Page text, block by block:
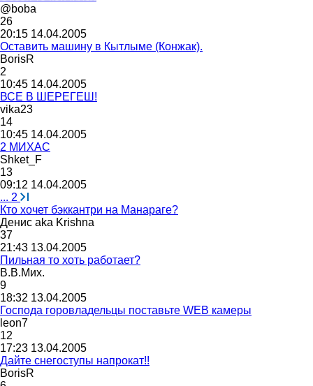
@boba
26
20:15 14.04.2005
Оставить машину в Кытлыме (Конжак).
BorisR
2
10:45 14.04.2005
ВСЕ В ШЕРЕГЕШ!
vika23
14
10:45 14.04.2005
2 МИХАС
Shket_F
13
09:12 14.04.2005
... 2
Кто хочет бэккантри на Манараге?
Денис aka Krishna
37
21:43 13.04.2005
Пильная то хоть работает?
В.В.Мих.
9
18:32 13.04.2005
Господа горовладельцы поставьте WEB камеры
leon7
12
17:23 13.04.2005
Дайте снегоступы напрокат!!
BorisR